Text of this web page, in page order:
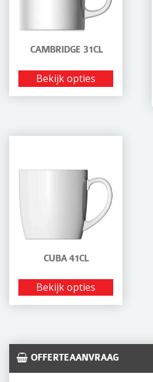
CAMBRIDGE 31CL
Bekijk opties
CUBA 41CL
Bekijk opties
OFFERTEAANVRAAG